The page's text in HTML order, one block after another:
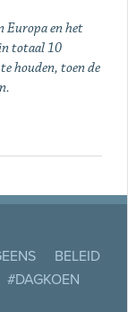
Europa en het
totaal 10
houden, toen de
BELEID
#DAGKOEN